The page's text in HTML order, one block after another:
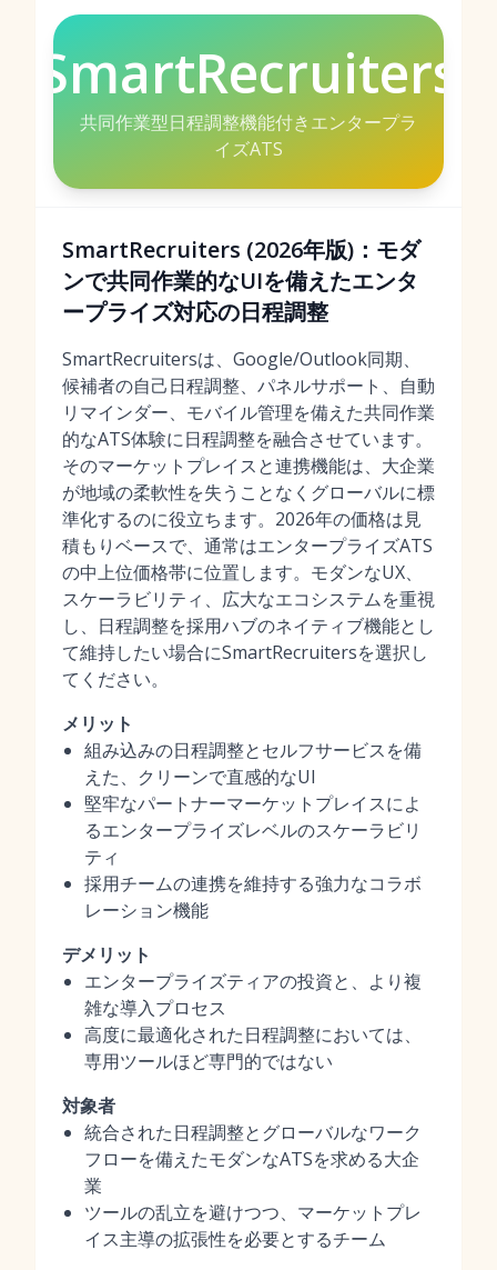
SmartRecruiters
共同作業型日程調整機能付きエンタープラ
イズATS
SmartRecruiters (2026年版)：モダ
ンで共同作業的なUIを備えたエンタ
ープライズ対応の日程調整
SmartRecruitersは、Google/Outlook同期、
候補者の自己日程調整、パネルサポート、自動
リマインダー、モバイル管理を備えた共同作業
的なATS体験に日程調整を融合させています。
そのマーケットプレイスと連携機能は、大企業
が地域の柔軟性を失うことなくグローバルに標
準化するのに役立ちます。2026年の価格は見
積もりベースで、通常はエンタープライズATS
の中上位価格帯に位置します。モダンなUX、
スケーラビリティ、広大なエコシステムを重視
し、日程調整を採用ハブのネイティブ機能とし
て維持したい場合にSmartRecruitersを選択し
てください。
メリット
組み込みの日程調整とセルフサービスを備
えた、クリーンで直感的なUI
堅牢なパートナーマーケットプレイスによ
るエンタープライズレベルのスケーラビリ
ティ
採用チームの連携を維持する強力なコラボ
レーション機能
デメリット
エンタープライズティアの投資と、より複
雑な導入プロセス
高度に最適化された日程調整においては、
専用ツールほど専門的ではない
対象者
統合された日程調整とグローバルなワーク
フローを備えたモダンなATSを求める大企
業
ツールの乱立を避けつつ、マーケットプレ
イス主導の拡張性を必要とするチーム